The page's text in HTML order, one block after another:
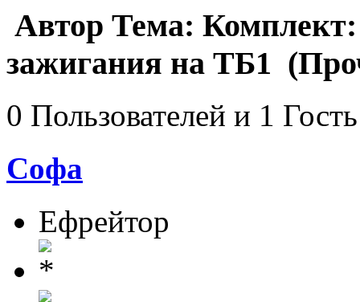
Автор Тема:
зажигания на ТБ1
0 Пользователей и 1
Софа
Ефрейтор